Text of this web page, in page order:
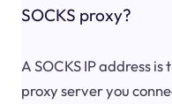
SOCKS proxy?
A SOCKS IP address is
proxy server you